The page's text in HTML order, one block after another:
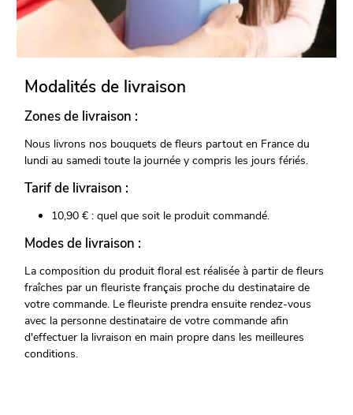
Modalités de livraison
Zones de livraison :
Nous livrons nos bouquets de fleurs partout en France du
lundi au samedi toute la journée y compris les jours fériés.
Tarif de livraison :
10,90 € : quel que soit le produit commandé.
Modes de livraison :
La composition du produit floral est réalisée à partir de fleurs
fraîches par un fleuriste français proche du destinataire de
votre commande. Le fleuriste prendra ensuite rendez-vous
avec la personne destinataire de votre commande afin
d'effectuer la livraison en main propre dans les meilleures
conditions.